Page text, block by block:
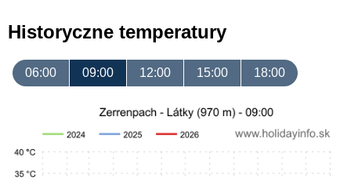
Historyczne temperatury
06:00 09:00 12:00 15:00 18:00